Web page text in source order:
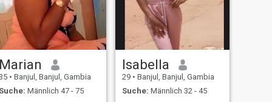
Marian
• Banjul, Banjul, Gambia
Suche: Männlich 47 - 75
Isabella
29 • Banjul, Banjul, Gambia
Suche: Männlich 32 - 45